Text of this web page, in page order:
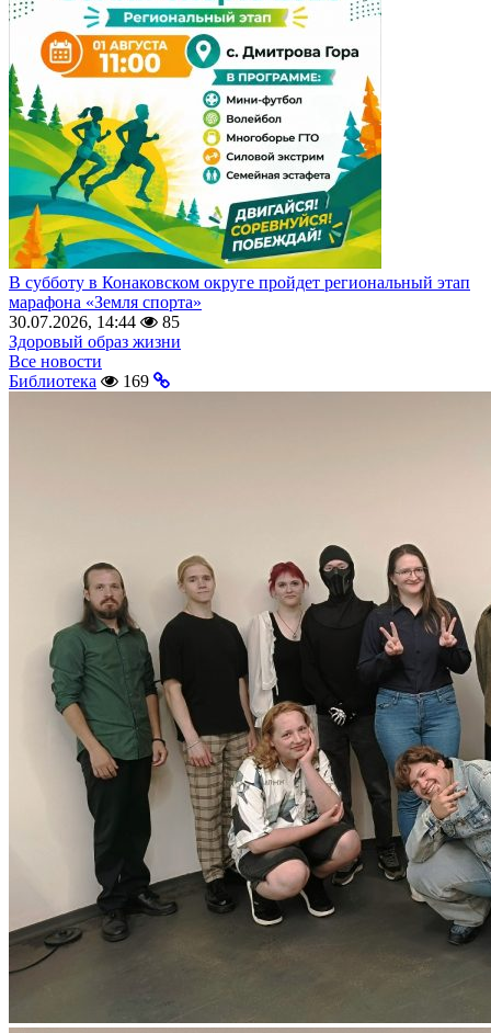
В субботу в Конаковском округе пройдет региональный этап
марафона «Земля спорта»
30.07.2026, 14:44
85
Здоровый образ жизни
Все новости
Библиотека
169